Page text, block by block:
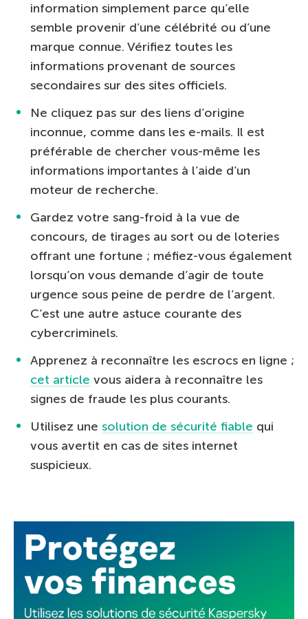
information simplement parce qu’elle
semble provenir d’une célébrité ou d’une
marque connue. Vérifiez toutes les
informations provenant de sources
secondaires sur des sites officiels.
Ne cliquez pas sur des liens d’origine
inconnue, comme dans les e-mails. Il est
préférable de chercher vous-même les
informations importantes à l’aide d’un
moteur de recherche.
Gardez votre sang-froid à la vue de
concours, de tirages au sort ou de loteries
offrant une fortune ; méfiez-vous également
lorsqu’on vous demande d’agir de toute
urgence sous peine de perdre de l’argent.
C’est une autre astuce courante des
cybercriminels.
Apprenez à reconnaître les escrocs en ligne ;
cet article vous aidera à reconnaître les
signes de fraude les plus courants.
Utilisez une solution de sécurité fiable qui
vous avertit en cas de sites internet
suspicieux.